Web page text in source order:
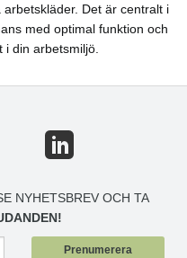
Det är centralt i
med optimal funktion och
din arbetsmiljö.
NYHETSBREV OCH TA
Prenumerera